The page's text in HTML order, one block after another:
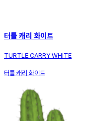
터틀 캐리 화이트
TURTLE CARRY WHITE
터틀 캐리 화이트